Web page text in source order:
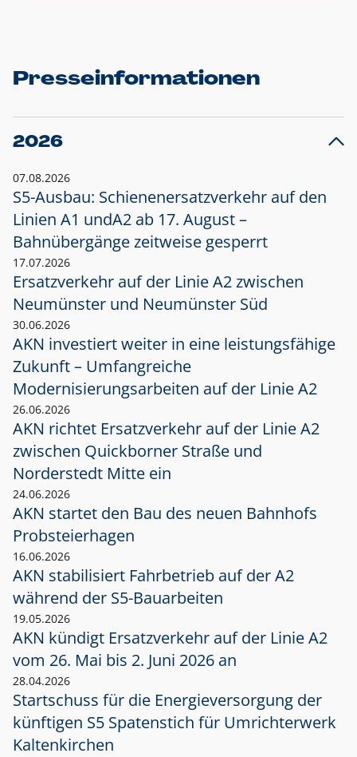
Presseinformationen
2026
07.08.2026
S5-Ausbau: Schienenersatzverkehr auf den
Linien A1 undA2 ab 17. August –
Bahnübergänge zeitweise gesperrt
17.07.2026
Ersatzverkehr auf der Linie A2 zwischen
Neumünster und Neumünster Süd
30.06.2026
AKN investiert weiter in eine leistungsfähige
Zukunft – Umfangreiche
Modernisierungsarbeiten auf der Linie A2
26.06.2026
AKN richtet Ersatzverkehr auf der Linie A2
zwischen Quickborner Straße und
Norderstedt Mitte ein
24.06.2026
AKN startet den Bau des neuen Bahnhofs
Probsteierhagen
16.06.2026
AKN stabilisiert Fahrbetrieb auf der A2
während der S5-Bauarbeiten
19.05.2026
AKN kündigt Ersatzverkehr auf der Linie A2
vom 26. Mai bis 2. Juni 2026 an
28.04.2026
Startschuss für die Energieversorgung der
künftigen S5 Spatenstich für Umrichterwerk
Kaltenkirchen